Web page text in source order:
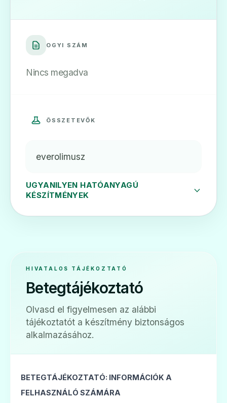
🛡️
Certican 0,1 mg diszpergálódó tabletta
Certican 0,25 mg diszpergálódó tabletta
🎗️
Certican 0,5 mg tabletta
Ár: —
OGYI SZÁM
Nincs megadva
ÖSSZETEVŐK
everolimusz
UGYANILYEN HATÓANYAGÚ
KÉSZÍTMÉNYEK
HIVATALOS TÁJÉKOZTATÓ
Betegtájékoztató
Olvasd el figyelmesen az alábbi
tájékoztatót a készítmény biztonságos
alkalmazásához.
BETEGTÁJÉKOZTATÓ: INFORMÁCIÓK A
FELHASZNÁLÓ SZÁMÁRA